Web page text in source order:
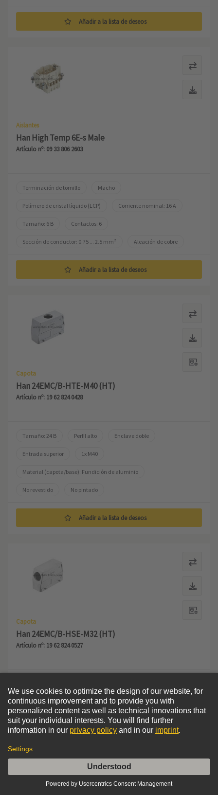
Añadir a la lista de deseos
Aislantes
Han High Temp 6E-s Male
Artículo nº: 09 33 806 2603
Terminación de tornillo Macho
Polímero de cristal líquido (LCP) Corriente nominal: ‌16 A
Tamaño: 6 B Contactos: 6
Sección de conductor: 0.75 ... 2.5 mm² Aleación de cobre
Añadir a la lista de deseos
Capota
Han 24EMC/B-HTE-M40 (HT)
Artículo nº: 19 62 824 0428
Tamaño: 24 B Perfil alto Enclave doble
Entrada superior 1x M40
Material (capota/base): Fundición de aluminio
No revestido No pintado
Añadir a la lista de deseos
Capota
Han 24EMC/B-HSE-M32 (HT)
Artículo nº: 19 62 824 0527
Entrada lateral 1x M32
Material (capota/base): Fundición de aluminio
Añadir a la lista de deseos
Ordenar por Filters